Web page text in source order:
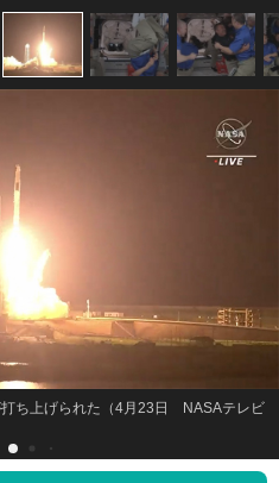
ち上げられた（4月23日 NASAテレビ